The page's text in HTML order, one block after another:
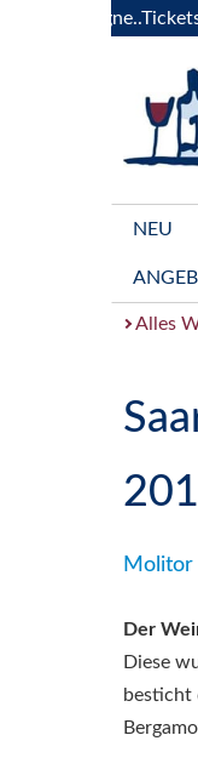
jetzt
NEU
Alles
Molitor
Der
Diese
besticht